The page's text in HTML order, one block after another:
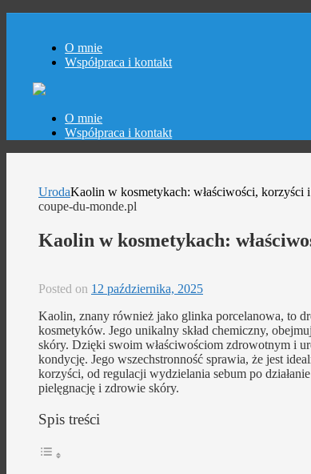
O mnie
Współpraca i kontakt
Skip
O mnie
Współpraca i kontakt
UrodaKaolin w kosmetykach: właściwości, korzyści
coupe-du-monde.pl
Kaolin w kosmetykach:
Posted on 12 października, 2025
Kaolin, znany również jako glinka porcelanowa, to
kosmetyków. Jego unikalny skład chemiczny,
skóry. Dzięki swoim właściwościom zdrowotnym i
kondycję. Jego wszechstronność sprawia, że jest
korzyści, od regulacji wydzielania sebum po
pielęgnację i zdrowie skóry.
Spis treści